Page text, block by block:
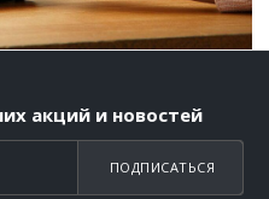
акций и новостей
ПОДПИСАТЬСЯ